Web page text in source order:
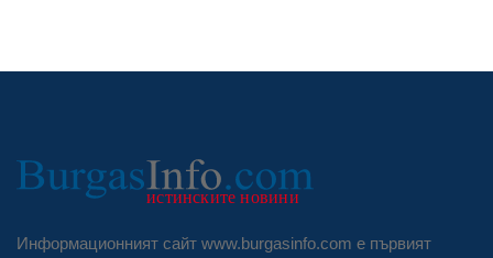
Информационният сайт www.burgasinfo.com е първият